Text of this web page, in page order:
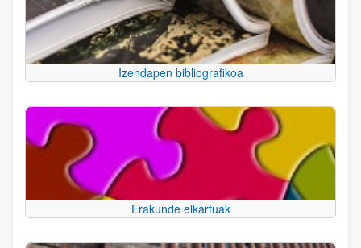
Izendapen bibliografikoa
Erakunde elkartuak